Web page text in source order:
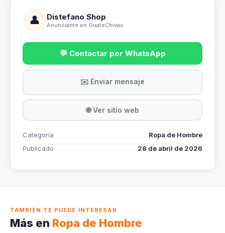
👤 Distefano Shop
Anunciante en GuateChivas
💬 Contactar por WhatsApp
✉️ Enviar mensaje
🌐 Ver sitio web
Categoría
Ropa de Hombre
Publicado
28 de abril de 2026
TAMBIÉN TE PUEDE INTERESAR
Más en Ropa de Hombre